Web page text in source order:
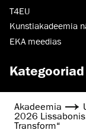
T4EU
Kunstiakadeemia
EKA meedias
Kategooriad
Akadeemia
2026
Transform“